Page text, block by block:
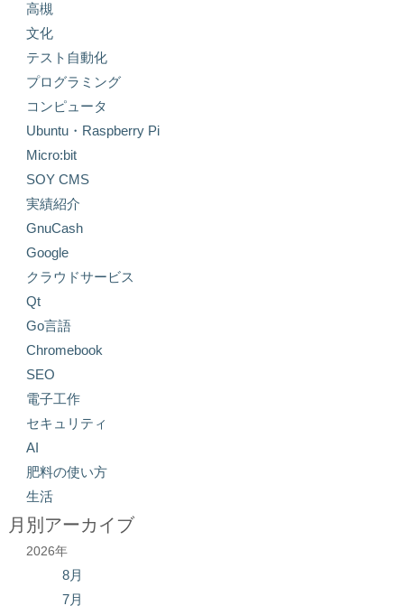
高槻
文化
テスト自動化
プログラミング
コンピュータ
Ubuntu・Raspberry Pi
Micro:bit
SOY CMS
実績紹介
GnuCash
Google
クラウドサービス
Qt
Go言語
Chromebook
SEO
電子工作
セキュリティ
AI
肥料の使い方
生活
月別アーカイブ
2026年
8月
7月